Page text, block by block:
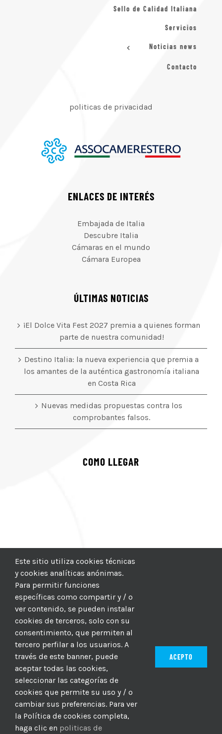
Sello de Calidad Italiana
Servicios
Noticias news
Contacto
politicas de privacidad
ENLACES DE INTERÉS
Embajada de Italia
Descubre Italia
Cámaras en el mundo
Cámara Europea
ÚLTIMAS NOTICIAS
¡El Dolce Vita Fest 2027 premia a quienes forman
parte de nuestra comunidad!
Destino Italia: la nueva experiencia que premia a
los amantes de la auténtica gastronomía italiana
en Costa Rica
Nuevas medidas propuestas contra los
comprobantes falsos.
COMO LLEGAR
© 2012–2025 |CICIC| Hosting: Hosting Para PYMES
MBAGIO.COM
| Todos los derechos reservados
FacebookTwitterYouTube
Este sitio utiliza cookies técnicas
y cookies analíticas anónimas.
Para permitir funciones
específicas como compartir y / o
ver contenido, se pueden instalar
cookies de terceros, solo con su
consentimiento, que permiten al
tercero perfilar a los usuarios. A
través de este banner, puede
aceptar todas las cookies,
seleccionar las categorías de
cookies que permite su uso y / o
cambiar sus preferencias. Para ver
la Política de cookies completa,
haga clic en politicas de
ACEPTO